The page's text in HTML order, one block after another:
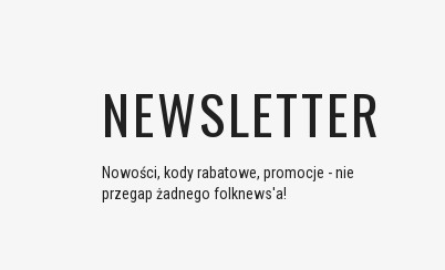
NEWSLETTER
Nowości, kody rabatowe, promocje - nie
przegap żadnego folknews'a!